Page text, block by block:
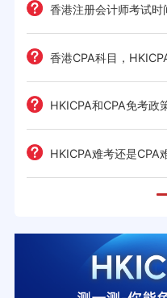
香港注册会计师考试
历 香港CPA科目，
HKICPA和CPA免考政
HKICPA难考还是CPA